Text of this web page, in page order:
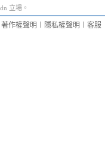
立場。
著作權聲明 隱私權聲明 客服